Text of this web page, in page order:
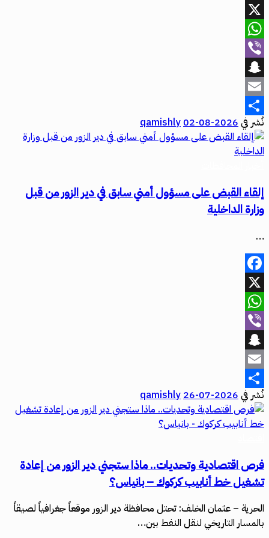
Facebook
X
WhatsApp
Viber
Snapchat
Email
Share
نُشر في2026-08-02
qamishly
إلقاء القبض على مسؤول أمني سابق في دير الزور من قبل
وزارة الداخلية
…
Facebook
X
WhatsApp
Viber
Snapchat
Email
Share
نُشر في2026-07-26
qamishly
فرص اقتصادية وتحديات.. ماذا ستجني دير الزور من إعادة
تشغيل خط أنابيب كركوك – بانياس؟
الحرية – عثمان الخلف: تحتل محافظة دير الزور موقعاً جغرافياً لصيقاً
بالمسار التاريخي لنقل النفط بين…